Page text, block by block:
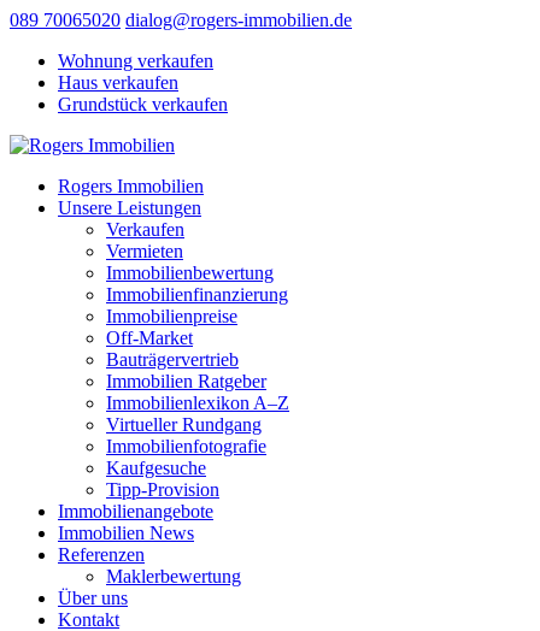
089 70065020 dialog@rogers-immobilien.de
Wohnung verkaufen
Haus verkaufen
Grundstück verkaufen
Rogers Immobilien
Unsere Leistungen
Verkaufen
Vermieten
Immobilienbewertung
Immobilienfinanzierung
Immobilienpreise
Off-Market
Bauträgervertrieb
Immobilien Ratgeber
Immobilienlexikon A–Z
Virtueller Rundgang
Immobilienfotografie
Kaufgesuche
Tipp-Provision
Immobilienangebote
Immobilien News
Referenzen
Maklerbewertung
Über uns
Kontakt